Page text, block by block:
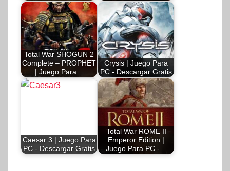
Total War SHOGUN 2
Complete – PROPHET
| Juego Para…
Crysis | Juego Para
PC - Descargar Gratis
Caesar 3 | Juego Para
PC - Descargar Gratis
Total War ROME II
Emperor Edition |
Juego Para PC -…